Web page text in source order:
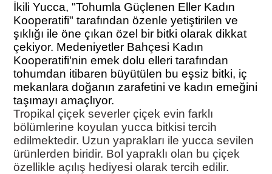
İkili Yucca, "Tohumla Güçlenen Eller Kadın
Kooperatifi" tarafından özenle yetiştirilen ve
şıklığı ile öne çıkan özel bir bitki olarak dikkat
çekiyor. Medeniyetler Bahçesi Kadın
Kooperatifi'nin emek dolu elleri tarafından
tohumdan itibaren büyütülen bu eşsiz bitki, iç
mekanlara doğanın zarafetini ve kadın emeğini
taşımayı amaçlıyor.
Tropikal çiçek severler çiçek evin farklı
bölümlerine koyulan yucca bitkisi tercih
edilmektedir. Uzun yaprakları ile yucca sevilen
ürünlerden biridir. Bol yapraklı olan bu çiçek
özellikle açılış hediyesi olarak tercih edilir.